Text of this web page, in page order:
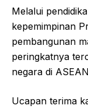
Melalui
kepemimpinan
pembangunan
peringkatnya
negara di
Ucapan terima